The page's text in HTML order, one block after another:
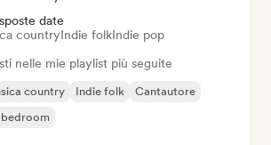
date
countryIndie folkIndie pop
nelle mie playlist più seguite
country Indie folk
Cantautore